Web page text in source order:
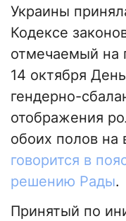
Украины
Кодексе
отмечаемый на
14 октября
гендерно-
отображения
обоих полов на
говорится в
решению Рады.
Принятый по